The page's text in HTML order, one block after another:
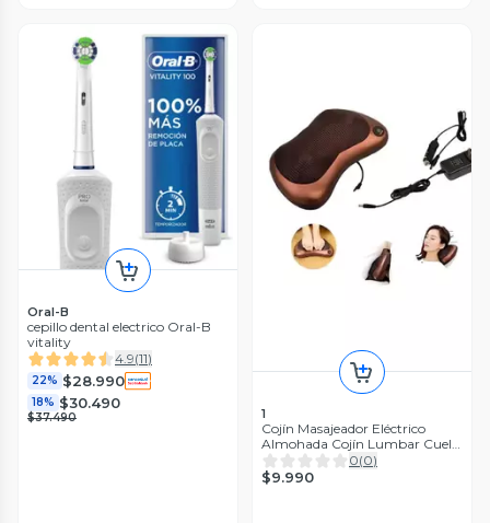
Oral-B
cepillo dental electrico Oral-B
vitality
4.9(11)
22% $28.990
18% $30.490
$37.490 1
Cojín Masajeador Eléctrico
Almohada Cojín Lumbar Cuello
Pierna
0(0)
$9.990